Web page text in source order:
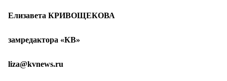
Елизавета КРИВОЩЕКОВА
замредактора «КВ»
liza@kvnews.ru